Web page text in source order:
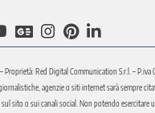
Red Digital Communication S.r.l. –
agenzie o siti internet sarà sempre
sito o sui canali social. Non potendo